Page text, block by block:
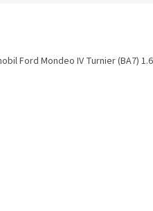
Ford Mondeo IV Turnier (BA7) 1.6